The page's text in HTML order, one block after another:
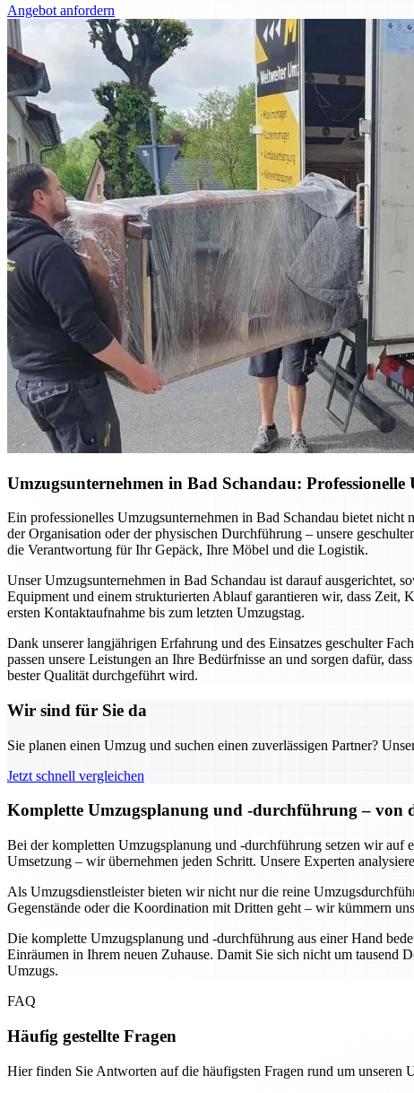
Angebot anfordern
Umzugsunternehmen in Bad Schandau:
Ein professionelles Umzugsunternehmen in Bad Schandau bietet
der Organisation oder der physischen Durchführung – unsere
die Verantwortung für Ihr Gepäck, Ihre Möbel und die Logistik.
Unser Umzugsunternehmen in Bad Schandau ist darauf ausgerichtet,
Equipment und einem strukturierten Ablauf garantieren wir, dass Zeit,
ersten Kontaktaufnahme bis zum letzten Umzugstag.
Dank unserer langjährigen Erfahrung und des Einsatzes geschulter
passen unsere Leistungen an Ihre Bedürfnisse an und sorgen dafür,
bester Qualität durchgeführt wird.
Wir sind für Sie da
Sie planen einen Umzug und suchen einen zuverlässigen Partner?
Jetzt schnell vergleichen
Komplette Umzugsplanung und -durchführung – von
Bei der kompletten Umzugsplanung und -durchführung setzen wir auf
Umsetzung – wir übernehmen jeden Schritt. Unsere Experten
Als Umzugsdienstleister bieten wir nicht nur die reine
Gegenstände oder die Koordination mit Dritten geht – wir kümmern
Die komplette Umzugsplanung und -durchführung aus einer Hand
Einräumen in Ihrem neuen Zuhause. Damit Sie sich nicht um tausend
Umzugs.
FAQ
Häufig gestellte Fragen
Hier finden Sie Antworten auf die häufigsten Fragen rund um unseren